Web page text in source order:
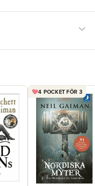
4 POCKET FÖR 3